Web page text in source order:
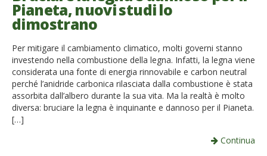
Pianeta, nuovi studi lo
dimostrano
Per mitigare il cambiamento climatico, molti governi stanno
investendo nella combustione della legna. Infatti, la legna viene
considerata una fonte di energia rinnovabile e carbon neutral
perché l’anidride carbonica rilasciata dalla combustione è stata
assorbita dall’albero durante la sua vita. Ma la realtà è molto
diversa: bruciare la legna è inquinante e dannoso per il Pianeta.
[…]
Continua